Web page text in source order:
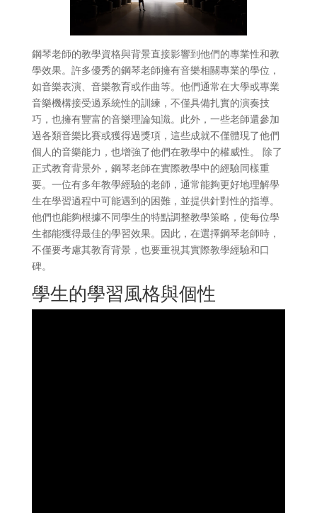
鋼琴老師的教學資格與背景直接影響到他們的專業性和教
學效果。許多優秀的鋼琴老師擁有音樂相關專業的學位，
如音樂表演、音樂教育或作曲等。他們通常在大學或專業
音樂機構接受過系統性的訓練，不僅具備扎實的演奏技
巧，也擁有豐富的音樂理論知識。此外，一些老師還參加
過各類音樂比賽或獲得過獎項，這些成就不僅體現了他們
個人的音樂能力，也增強了他們在教學中的權威性。 除了
正式教育背景外，鋼琴老師在實際教學中的經驗同樣重
要。一位有多年教學經驗的老師，通常能夠更好地理解學
生在學習過程中可能遇到的困難，並提供針對性的指導。
他們也能夠根據不同學生的特點調整教學策略，使每位學
生都能獲得最佳的學習效果。因此，在選擇鋼琴老師時，
不僅要考慮其教育背景，也要重視其實際教學經驗和口
碑。
學生的學習風格與個性